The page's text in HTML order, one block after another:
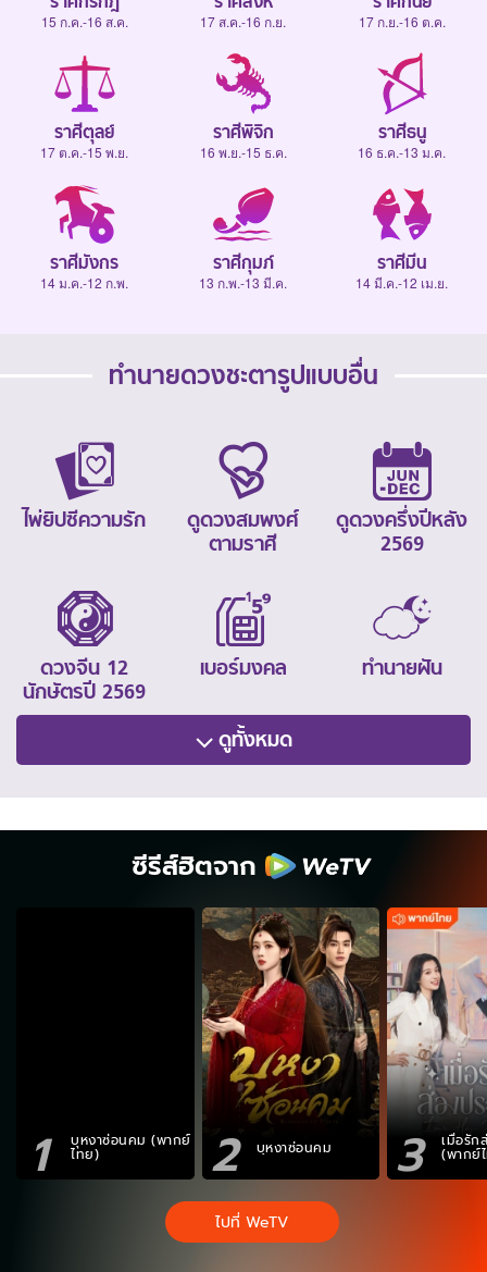
15 ก.ค.-16 ส.ค. 17 ส.ค.-16 ก.ย. 17 ก.ย.-16 ต.ค.
ราศีตุลย์
17 ต.ค.-15 พ.ย.
ราศีพิจิก
16 พ.ย.-15 ธ.ค.
ราศีธนู
16 ธ.ค.-13 ม.ค.
ราศีมังกร
14 ม.ค.-12 ก.พ.
ราศีกุมภ์
13 ก.พ.-13 มี.ค.
ราศีมีน
14 มี.ค.-12 เม.ย.
ทำนายดวงชะตารูปแบบอื่น
ไพ่ยิปซีความรัก
ดูดวงสมพงศ์
ตามราศี
ดูดวงครึ่งปีหลัง
2569
ดวงจีน 12
นักษัตรปี 2569
เบอร์มงคล ทำนายฝัน
ดูทั้งหมด
ซีรีส์ฮิตจาก
1 บุหงาซ่อนคม (พากย์
ไทย) 2 บุหงาซ่อนคม 3 เมื่อรัก
(พากย์
ไปที่ WeTV